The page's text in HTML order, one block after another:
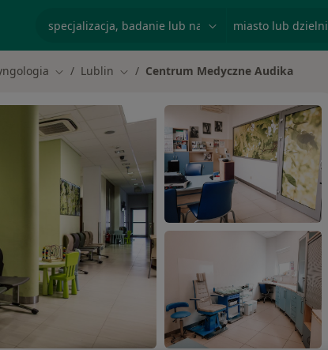
Zmień miasto
Lublin Zmień miasto
Centrum Medyczne Audika